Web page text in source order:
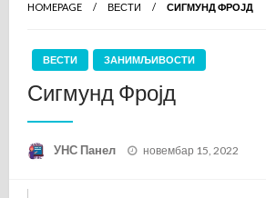
HOMEPAGE ВЕСТИ СИГМУНД ФРОЈД
ВЕСТИ ЗАНИМЉИВОСТИ
Сигмунд Фројд
УНС Панел
Posted
новембар 15, 2022